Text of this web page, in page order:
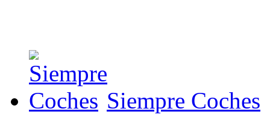
Siempre Coches